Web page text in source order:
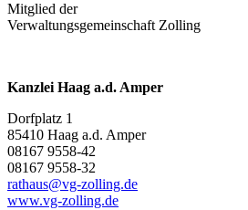
Mitglied der
Verwaltungsgemeinschaft Zolling
Kanzlei Haag a.d. Amper
Dorfplatz 1
85410 Haag a.d. Amper
08167 9558-42
08167 9558-32
rathaus@vg-zolling.de
www.vg-zolling.de